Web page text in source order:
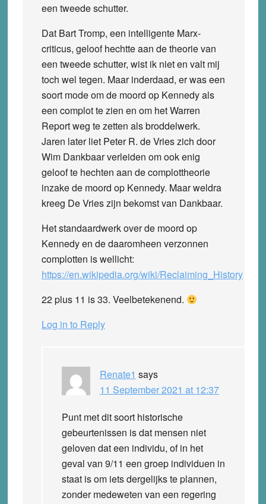
een tweede schutter.
Dat Bart Tromp, een intelligente Marx-
criticus, geloof hechtte aan de theorie van
een tweede schutter, wist ik niet en valt mij
toch wel tegen. Maar inderdaad, er was een
soort mode om de moord op Kennedy als
een complot te zien en om het Warren
Report weg te zetten als broddelwerk.
Jaren later liet Peter R. de Vries zich door
Wim Dankbaar verleiden om ook enig
geloof te hechten aan de complottheorie
inzake de moord op Kennedy. Maar weldra
kreeg De Vries zijn bekomst van Dankbaar.
Het standaardwerk over de moord op
Kennedy en de daaromheen verzonnen
complotten is wellicht:
https://en.wikipedia.org/wiki/Reclaiming_History
22 plus 11 is 33. Veelbetekenend.
Log in to Reply
Renate1 says
11 September 2021 at 12:37
Punt met dit soort historische
gebeurtenissen is dat mensen niet
geloven dat een individu, of in het
geval van 9/11 een groep individuen in
staat is om iets dergelijks te plannen,
zonder medeweten van een regering